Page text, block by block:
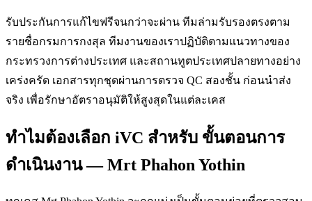
รับประกันการแก้ไขฟรีจนกว่าจะผ่าน ทีมล่ามรับรองตรงตาม
รายชื่อกรมการกงสุล ทีมงานของเราปฏิบัติตามแนวทางของ
กระทรวงการต่างประเทศ และสถานทูตประเทศปลายทางอย่าง
เคร่งครัด เอกสารทุกชุดผ่านการตรวจ QC สองชั้น ก่อนนำส่ง
จริง เพื่อรักษาอัตราอนุมัติให้สูงสุดในแต่ละเคส
ทำไมต้องเลือก iVC สำหรับ ขั้นตอนการ
ดำเนินงาน — Mrt Phahon Yothin